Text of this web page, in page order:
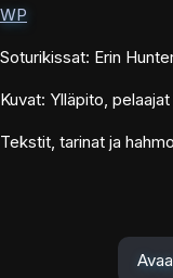
WP
Soturikissat: Erin
Kuvat: Ylläpito,
Tekstit, tarinat ja